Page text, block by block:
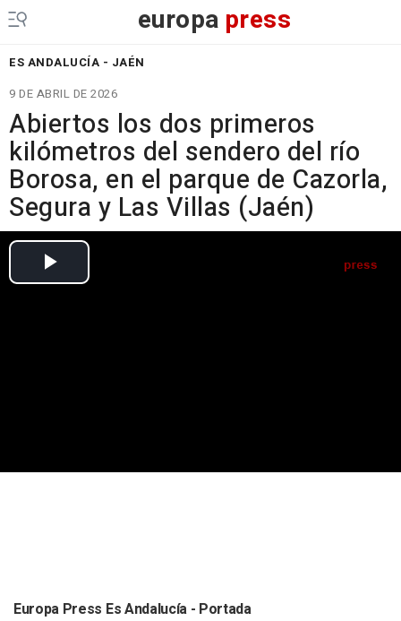
europa press
ES ANDALUCÍA - JAÉN
9 DE ABRIL DE 2026
Abiertos los dos primeros
kilómetros del sendero del río
Borosa, en el parque de Cazorla,
Segura y Las Villas (Jaén)
Europa Press Es Andalucía - Portada